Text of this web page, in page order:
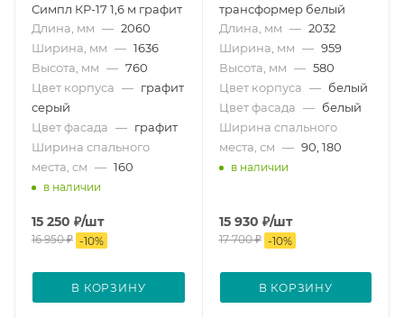
Симпл КР-17 1,6 м графит
Длина, мм — 2060
Ширина, мм — 1636
Высота, мм — 760
Цвет корпуса — графит
серый
Цвет фасада — графит
Ширина спального
места, см — 160
в наличии
15 250 ₽/шт
16 950₽ -10%
В КОРЗИНУ
трансформер белый
Длина, мм — 2032
Ширина, мм — 959
Высота, мм — 580
Цвет корпуса — белый
Цвет фасада — белый
Ширина спального
места, см — 90, 180
в наличии
15 930 ₽/шт
17 700₽ -10%
В КОРЗИНУ